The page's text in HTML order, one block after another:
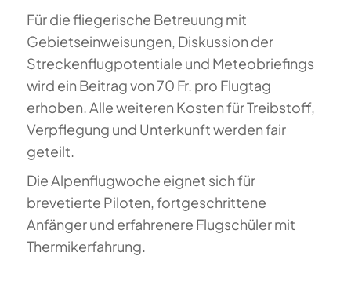
Für die fliegerische Betreuung mit
Gebietseinweisungen, Diskussion der
Streckenflugpotentiale und Meteobriefings
wird ein Beitrag von 70 Fr. pro Flugtag
erhoben. Alle weiteren Kosten für Treibstoff,
Verpflegung und Unterkunft werden fair
geteilt.
Die Alpenflugwoche eignet sich für
brevetierte Piloten, fortgeschrittene
Anfänger und erfahrenere Flugschüler mit
Thermikerfahrung.